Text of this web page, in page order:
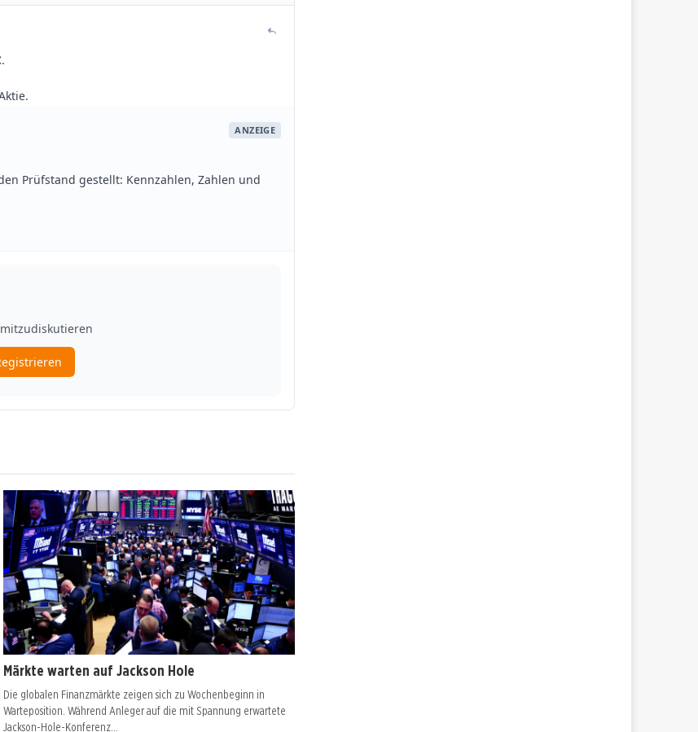
Märkte warten auf Jackson Hole
Die globalen Finanzmärkte zeigen sich zu Wochenbeginn in
Warteposition. Während Anleger auf die mit Spannung erwartete
Jackson-Hole-Konferenz…